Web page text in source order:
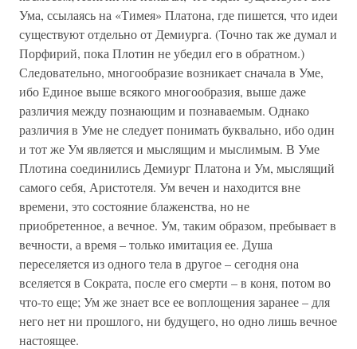
Ума, ссылаясь на «Тимея» Платона, где пишется, что идеи
существуют отдельно от Демиурга. (Точно так же думал и
Порфирий, пока Плотин не убедил его в обратном.)
Следовательно, многообразие возникает сначала в Уме,
ибо Единое выше всякого многообразия, выше даже
различия между познающим и познаваемым. Однако
различия в Уме не следует понимать буквально, ибо один
и тот же Ум является и мыслящим и мыслимым. В Уме
Плотина соединились Демиург Платона и Ум, мыслящий
самого себя, Аристотеля. Ум вечен и находится вне
времени, это состояние блаженства, но не
приобретенное, а вечное. Ум, таким образом, пребывает в
вечности, а время – только имитация ее. Душа
переселяется из одного тела в другое – сегодня она
вселяется в Сократа, после его смерти – в коня, потом во
что-то еще; Ум же знает все ее воплощения заранее – для
него нет ни прошлого, ни будущего, но одно лишь вечное
настоящее.